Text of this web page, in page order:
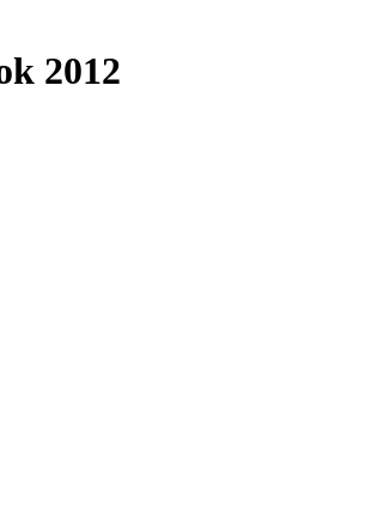
2012